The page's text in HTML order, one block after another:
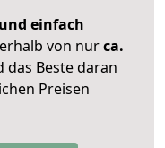
einfach
von nurca.
das Beste daran
Preisen